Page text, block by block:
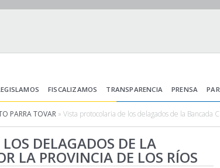
FISCALIZAMOS TRANSPARENCIA PRENSA
PARRA TOVAR » Vista protocolaria de los delagados de la Bancada
DELAGADOS DE LA
LA PROVINCIA DE LOS RÍOS